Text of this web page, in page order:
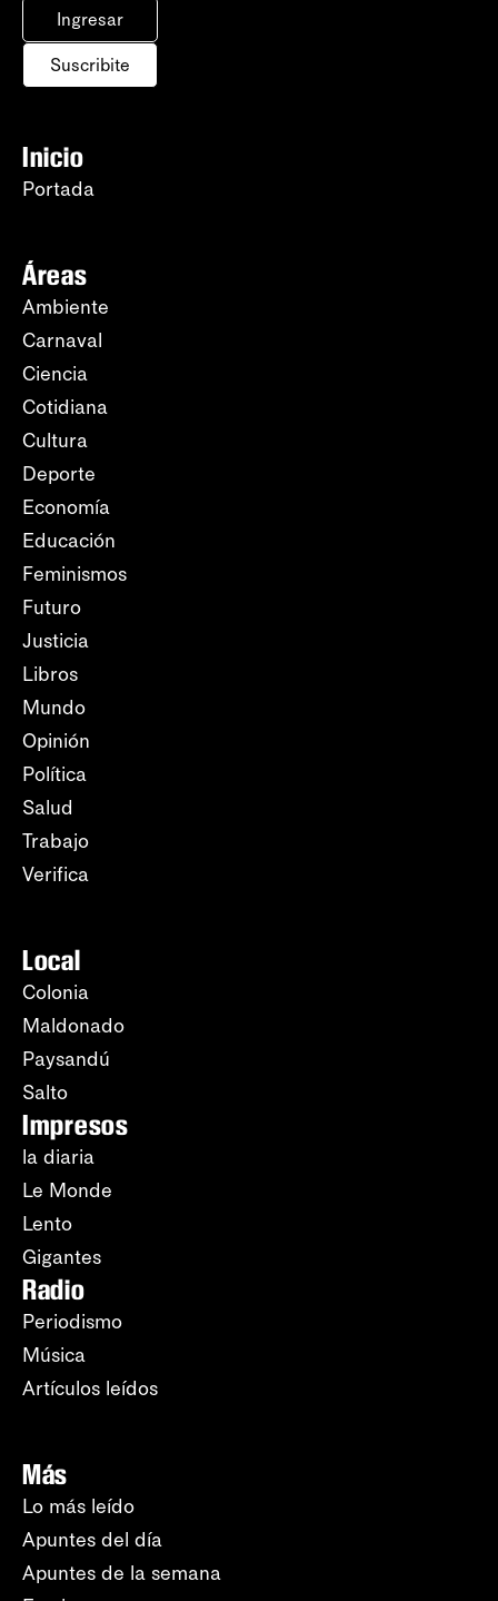
Ingresar
Suscribite
Inicio
Portada
Áreas
Ambiente
Carnaval
Ciencia
Cotidiana
Cultura
Deporte
Economía
Educación
Feminismos
Futuro
Justicia
Libros
Mundo
Opinión
Política
Salud
Trabajo
Verifica
Local
Colonia
Maldonado
Paysandú
Salto
Impresos
la diaria
Le Monde
Lento
Gigantes
Radio
Periodismo
Música
Artículos leídos
Más
Lo más leído
Apuntes del día
Apuntes de la semana